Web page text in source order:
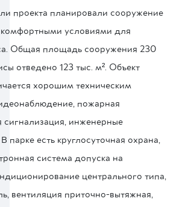
проекта планировали сооружение
условиями для
Общая площадь сооружения 230
отведено 123 тыс. м². Объект
хорошим техническим
пожарная
сигнализация, инженерные
парке есть круглосуточная охрана,
система допуска на
центрального типа,
вентиляция приточно-вытяжная,